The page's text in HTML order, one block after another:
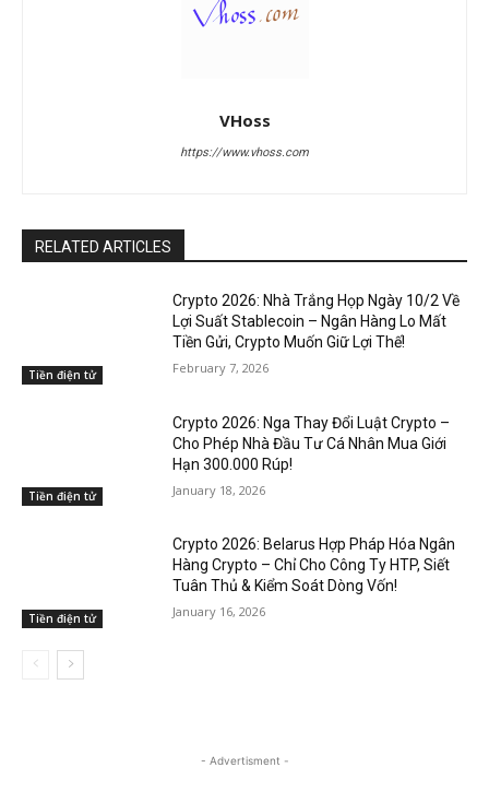
VHoss
https://www.vhoss.com
RELATED ARTICLES
Tiền điện tử
Crypto 2026: Nhà Trắng Họp Ngày 10/2 Về
Lợi Suất Stablecoin – Ngân Hàng Lo Mất
Tiền Gửi, Crypto Muốn Giữ Lợi Thế!
February 7, 2026
Tiền điện tử
Crypto 2026: Nga Thay Đổi Luật Crypto –
Cho Phép Nhà Đầu Tư Cá Nhân Mua Giới
Hạn 300.000 Rúp!
January 18, 2026
Tiền điện tử
Crypto 2026: Belarus Hợp Pháp Hóa Ngân
Hàng Crypto – Chỉ Cho Công Ty HTP, Siết
Tuân Thủ & Kiểm Soát Dòng Vốn!
January 16, 2026
- Advertisment -